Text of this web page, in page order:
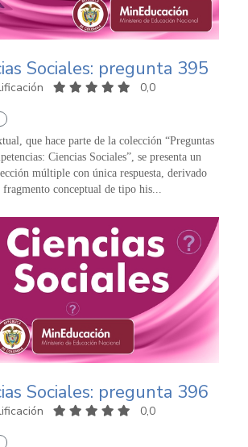
Sociales: pregunta 395
0,0
que hace parte de la colección “Preguntas
Ciencias Sociales”, se presenta un
múltiple con única respuesta, derivado
conceptual de tipo his...
Sociales: pregunta 396
0,0